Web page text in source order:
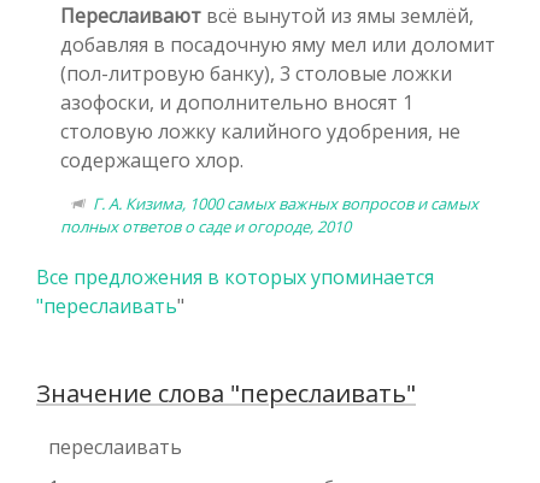
Переслаивают всё вынутой из ямы землёй,
добавляя в посадочную яму мел или доломит
(пол-литровую банку), 3 столовые ложки
азофоски, и дополнительно вносят 1
столовую ложку калийного удобрения, не
содержащего хлор.
Г. А. Кизима, 1000 самых важных вопросов и самых
полных ответов о саде и огороде, 2010
Все предложения в которых упоминается
"переслаивать"
Значение слова "переслаивать"
переслаивать